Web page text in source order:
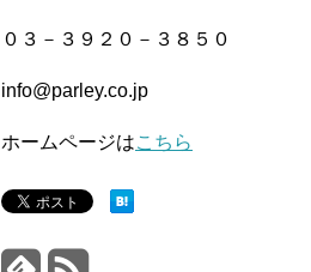
０３－３９２０－３８５０
info@parley.co.jp
ホームページはこちら